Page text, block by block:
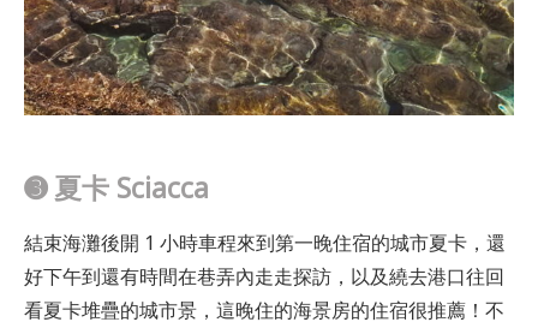
➌ 夏卡 Sciacca
結束海灘後開 1 小時車程來到第一晚住宿的城市夏卡，還
好下午到還有時間在巷弄內走走探訪，以及繞去港口往回
看夏卡堆疊的城市景，這晚住的海景房的住宿很推薦！不